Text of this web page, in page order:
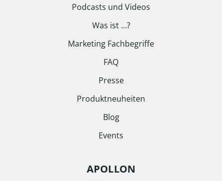
Podcasts und Videos
Was ist …?
Marketing Fachbegriffe
FAQ
Presse
Produktneuheiten
Blog
Events
APOLLON